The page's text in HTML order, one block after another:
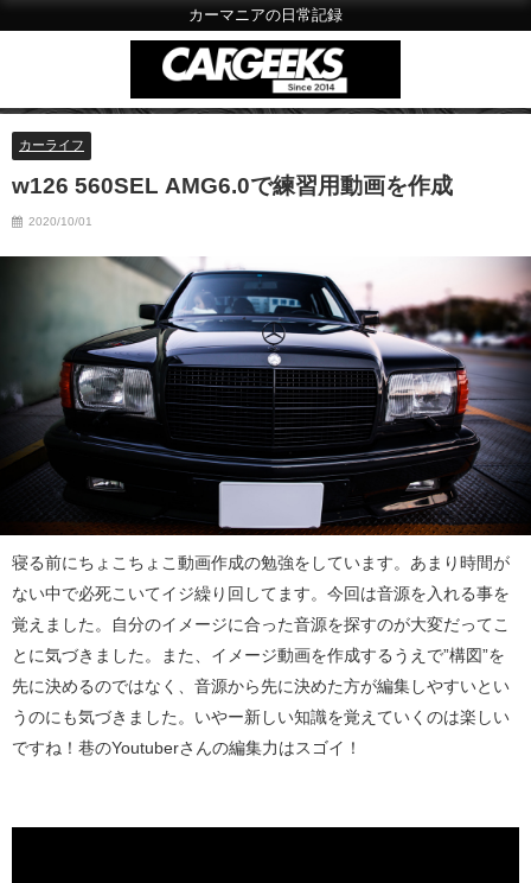
カーマニアの日常記録
カーライフ
w126 560SEL AMG6.0で練習用動画を作成
2020/10/01
寝る前にちょこちょこ動画作成の勉強をしています。あまり時間が
ない中で必死こいてイジ繰り回してます。今回は音源を入れる事を
覚えました。自分のイメージに合った音源を探すのが大変だってこ
とに気づきました。また、イメージ動画を作成するうえで”構図”を
先に決めるのではなく、音源から先に決めた方が編集しやすいとい
うのにも気づきました。いやー新しい知識を覚えていくのは楽しい
ですね！巷のYoutuberさんの編集力はスゴイ！